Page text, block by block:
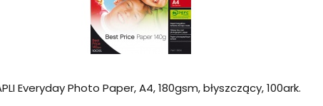
Everyday Photo Paper, A4, 180gsm, błyszczący, 100ark.